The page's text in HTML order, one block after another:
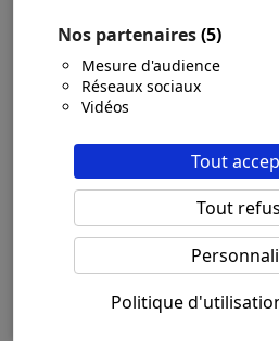
Nos partenaires(5)
Mesure d'audience
Réseaux sociaux
Vidéos
Tout
Tout
Politique
Lalimenttion_des_enfants.png
Lenfant_et_lathlétisme.png
Le_sport_et_les_enfants.png